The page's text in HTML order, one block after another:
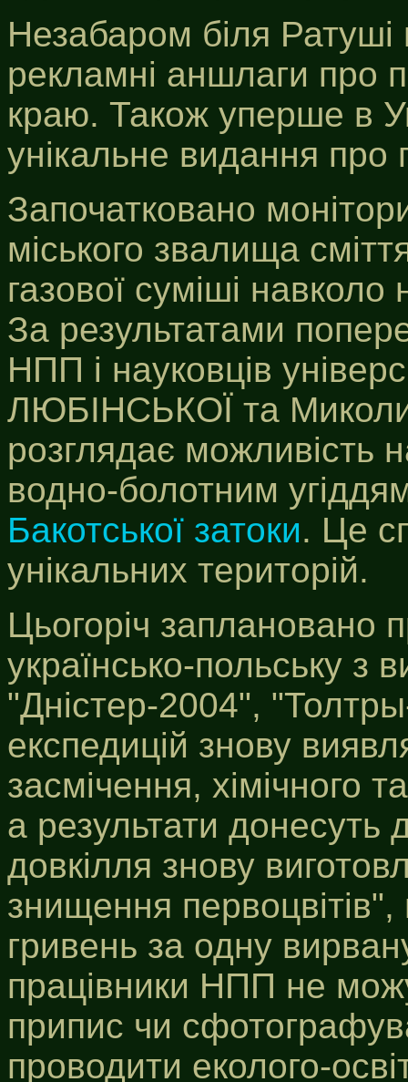
Незабаром біля Ратуші
рекламні аншлаги про
краю. Також уперше в
унікальне видання про
Започатковано
міського звалища
газової суміші навколо
За результатами
НПП і науковців
ЛЮБІНСЬКОЇ та
розглядає можливість
водно-болотним
Бакотської затоки. Це
унікальних територій.
Цьогоріч заплановано
українсько-польську з
"Дністер-2004",
експедицій знову
засмічення, хімічного
а результати
довкілля знову
знищення
гривень за одну
працівники НПП не
припис чи
проводити еколого-